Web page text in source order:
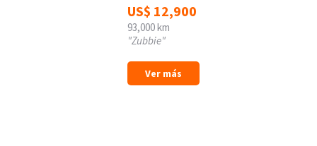
US$ 12,900
93,000 km
"Zubbie"
Ver más